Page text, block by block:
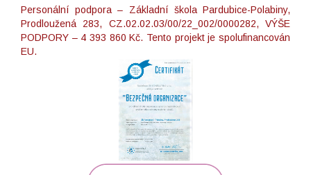
Personální podpora – Základní škola Pardubice-Polabiny,
Prodloužená 283, CZ.02.02.03/00/22_002/0000282, VÝŠE
PODPORY – 4 393 860 Kč. Tento projekt je spolufinancován
EU.